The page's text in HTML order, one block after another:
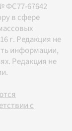
ФС77-67642
в сфере
г. Редакция не
информации,
Редакция не
с